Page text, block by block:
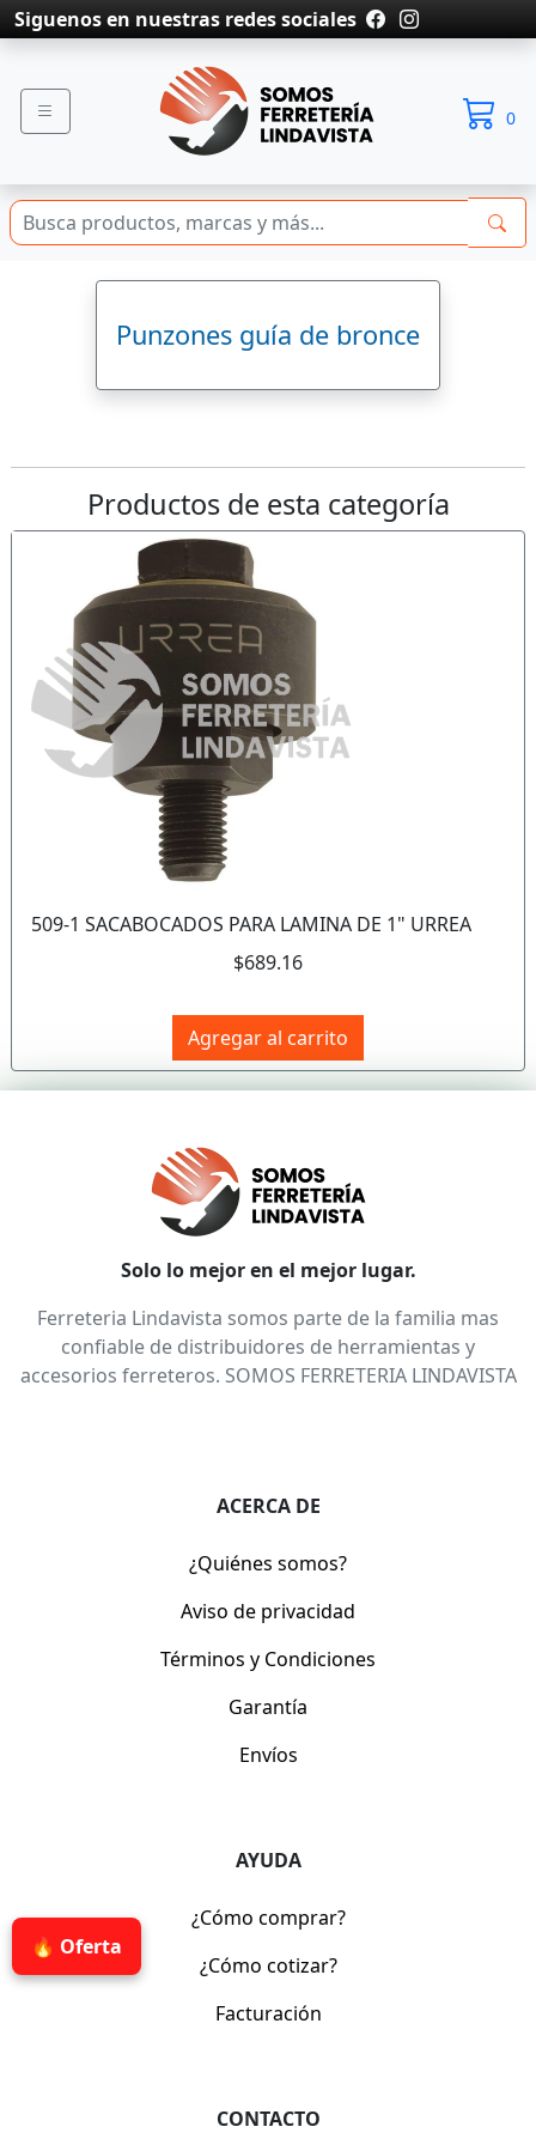
🔥 Oferta
Siguenos en nuestras redes sociales
0
Punzones guía de bronce
Productos de esta categoría
509-1 SACABOCADOS PARA LAMINA DE 1" URREA
$689.16
Agregar al carrito
Solo lo mejor en el mejor lugar.
Ferreteria Lindavista somos parte de la familia mas
confiable de distribuidores de herramientas y
accesorios ferreteros. SOMOS FERRETERIA LINDAVISTA
ACERCA DE
¿Quiénes somos?
Aviso de privacidad
Términos y Condiciones
Garantía
Envíos
AYUDA
¿Cómo comprar?
¿Cómo cotizar?
Facturación
CONTACTO